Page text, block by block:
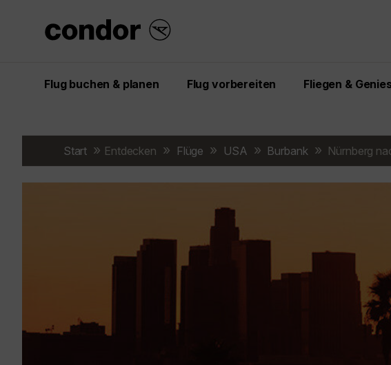
Flug buchen & planen Flug vorbereiten Fliegen &
Start Entdecken Flüge USA Burbank Nürnberg